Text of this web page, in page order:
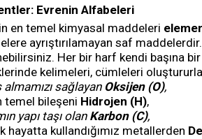
Evrenin Alfabeleri
en temel kimyasal maddeleri
ayrıştırılamayan saf
Her bir harf kendi başına
kelimeleri, cümleleri
sağlayan Oksijen (O),
temel bileşeni Hidrojen (H),
yapı taşı olan Karbon (C),
hayatta kullandığımız metallerden